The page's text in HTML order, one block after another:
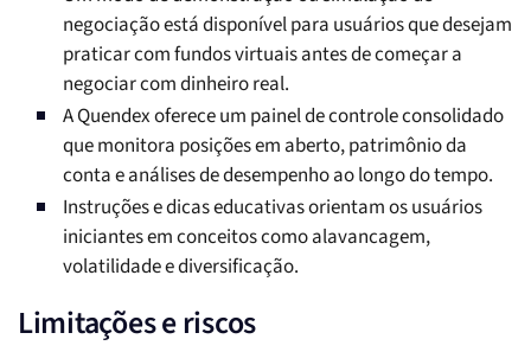
negociação está disponível para usuários que desejam
praticar com fundos virtuais antes de começar a
negociar com dinheiro real.
A Quendex oferece um painel de controle consolidado
que monitora posições em aberto, patrimônio da
conta e análises de desempenho ao longo do tempo.
Instruções e dicas educativas orientam os usuários
iniciantes em conceitos como alavancagem,
volatilidade e diversificação.
Limitações e riscos